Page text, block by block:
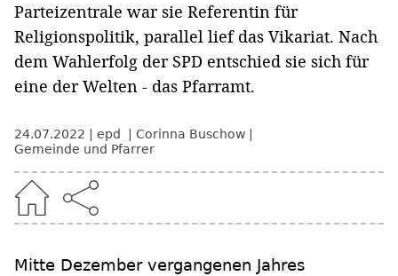
Parteizentrale war sie Referentin für
Religionspolitik, parallel lief das Vikariat. Nach
dem Wahlerfolg der SPD entschied sie sich für
eine der Welten - das Pfarramt.
24.07.2022 epd
Corinna Buschow
Gemeinde und Pfarrer
Mitte Dezember vergangenen Jahres